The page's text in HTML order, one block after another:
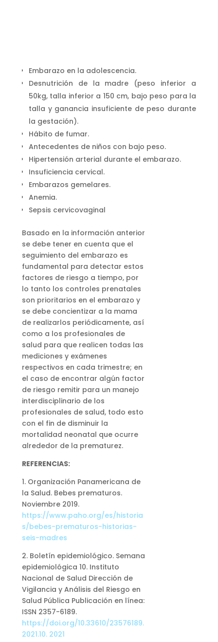
Embarazo en la adolescencia.
Desnutrición de la madre (peso inferior a
50kg, talla inferior a 150 cm, bajo peso para la
talla y ganancia insuficiente de peso durante
la gestación).
Hábito de fumar.
Antecedentes de niños con bajo peso.
Hipertensión arterial durante el embarazo.
Insuficiencia cervical.
Embarazos gemelares.
Anemia.
Sepsis cervicovaginal
Basado en la información anterior
se debe tener en cuenta que el
seguimiento del embarazo es
fundamental para detectar estos
factores de riesgo a tiempo, por
lo tanto los controles prenatales
son prioritarios en el embarazo y
se debe concientizar a la mama
de realizarlos periódicamente, así
como a los profesionales de
salud para que realicen todas las
mediciones y exámenes
respectivos en cada trimestre; en
el caso de encontrar algún factor
de riesgo remitir para un manejo
interdisciplinario de los
profesionales de salud, todo esto
con el fin de disminuir la
mortalidad neonatal que ocurre
alrededor de la prematurez.
REFERENCIAS:
1. Organización Panamericana de
la Salud. Bebes prematuros.
Noviembre 2019.
https://www.paho.org/es/historia
s/bebes-prematuros-historias-
seis-madres
2. Boletín epidemiológico. Semana
epidemiológica 10. Instituto
Nacional de Salud Dirección de
Vigilancia y Análisis del Riesgo en
Salud Pública Publicación en línea:
ISSN 2357-6189.
https://doi.org/10.33610/23576189.
2021.10. 2021